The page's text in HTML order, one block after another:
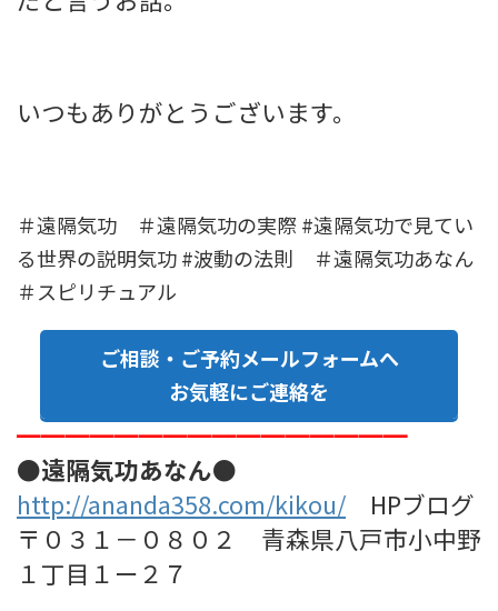
いつもありがとうございます。
＃遠隔気功 ＃遠隔気功の実際 #遠隔気功で見てい
る世界の説明気功 #波動の法則 ＃遠隔気功あなん
＃スピリチュアル
ご相談・ご予約メールフォームへ
お気軽にご連絡を
━━━━━━━━━━━━━━━━
●遠隔気功あなん●
http://ananda358.com/kikou/ HPブログ
〒０３１－０８０２ 青森県八戸市小中野
１丁目１ー２７